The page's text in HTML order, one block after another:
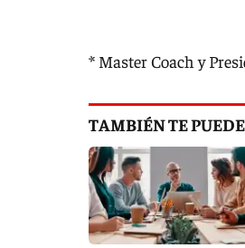
* Master Coach y
TAMBIÉN TE